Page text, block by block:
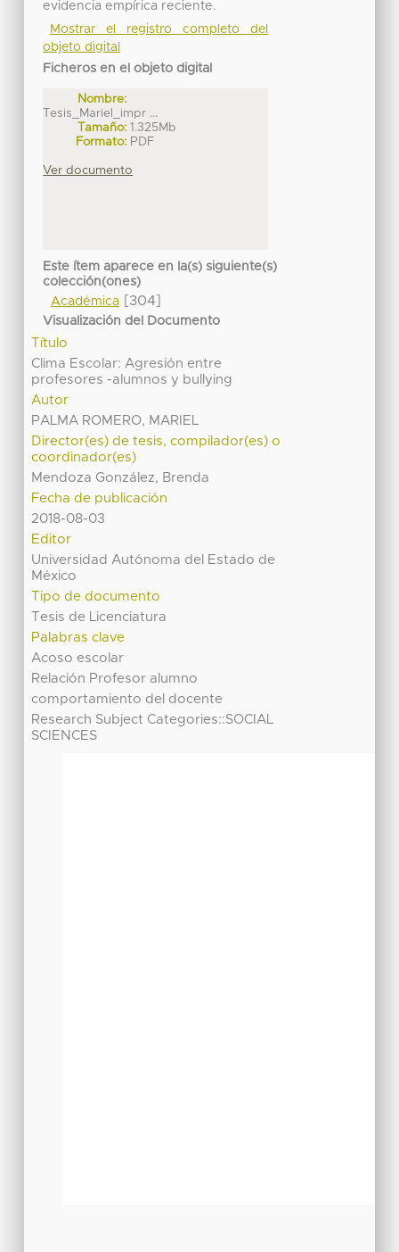
evidencia empírica reciente.
Mostrar el registro completo del
objeto digital
Ficheros en el objeto digital
Nombre:
Tesis_Mariel_impr ...
Tamaño: 1.325Mb
Formato: PDF
Ver documento
Este ítem aparece en la(s) siguiente(s)
colección(ones)
Académica[304]
Visualización del Documento
Título
Clima Escolar: Agresión entre
profesores -alumnos y bullying
Autor
PALMA ROMERO, MARIEL
Director(es) de tesis, compilador(es) o
coordinador(es)
Mendoza González, Brenda
Fecha de publicación
2018-08-03
Editor
Universidad Autónoma del Estado de
México
Tipo de documento
Tesis de Licenciatura
Palabras clave
Acoso escolar
Relación Profesor alumno
comportamiento del docente
Research Subject Categories::SOCIAL
SCIENCES